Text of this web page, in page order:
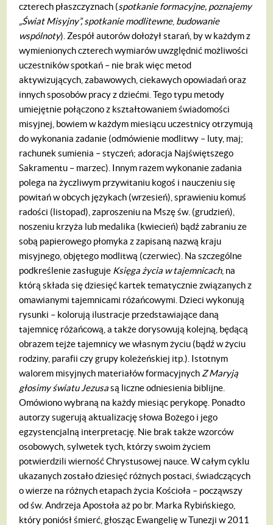
czterech płaszczyznach (spotkanie formacyjne, poznajemy
„Świat Misyjny”, spotkanie modlitewne, budowanie
wspólnoty). Zespół autorów dołożył starań, by w każdym z
wymienionych czterech wymiarów uwzględnić możliwości
uczestników spotkań – nie brak więc metod
aktywizujących, zabawowych, ciekawych opowiadań oraz
innych sposobów pracy z dziećmi. Tego typu metody
umiejętnie połączono z kształtowaniem świadomości
misyjnej, bowiem w każdym miesiącu uczestnicy otrzymują
do wykonania zadanie (odmówienie modlitwy – luty, maj;
rachunek sumienia – styczeń; adoracja Najświętszego
Sakramentu – marzec). Innym razem wykonanie zadania
polega na życzliwym przywitaniu kogoś i nauczeniu się
powitań w obcych językach (wrzesień), sprawieniu komuś
radości (listopad), zaproszeniu na Mszę św. (grudzień),
noszeniu krzyża lub medalika (kwiecień) bądź zabraniu ze
sobą papierowego płomyka z zapisaną nazwą kraju
misyjnego, objętego modlitwą (czerwiec). Na szczególne
podkreślenie zasługuje Księga życia w tajemnicach, na
którą składa się dziesięć kartek tematycznie związanych z
omawianymi tajemnicami różańcowymi. Dzieci wykonują
rysunki – kolorują ilustracje przedstawiające daną
tajemnicę różańcową, a także dorysowują kolejną, będącą
obrazem tejże tajemnicy we własnym życiu (bądź w życiu
rodziny, parafii czy grupy koleżeńskiej itp.). Istotnym
walorem misyjnych materiałów formacyjnych Z Maryją
głosimy światu Jezusasą liczne odniesienia biblijne.
Omówiono wybraną na każdy miesiąc perykopę. Ponadto
autorzy sugerują aktualizację słowa Bożego i jego
egzystencjalną interpretację. Nie brak także wzorców
osobowych, sylwetek tych, którzy swoim życiem
potwierdzili wierność Chrystusowej nauce. W całym cyklu
ukazanych zostało dziesięć różnych postaci, świadczących
o wierze na różnych etapach życia Kościoła – począwszy
od św. Andrzeja Apostoła aż po br. Marka Rybińskiego,
który poniósł śmierć, głosząc Ewangelię w Tunezji w 2011